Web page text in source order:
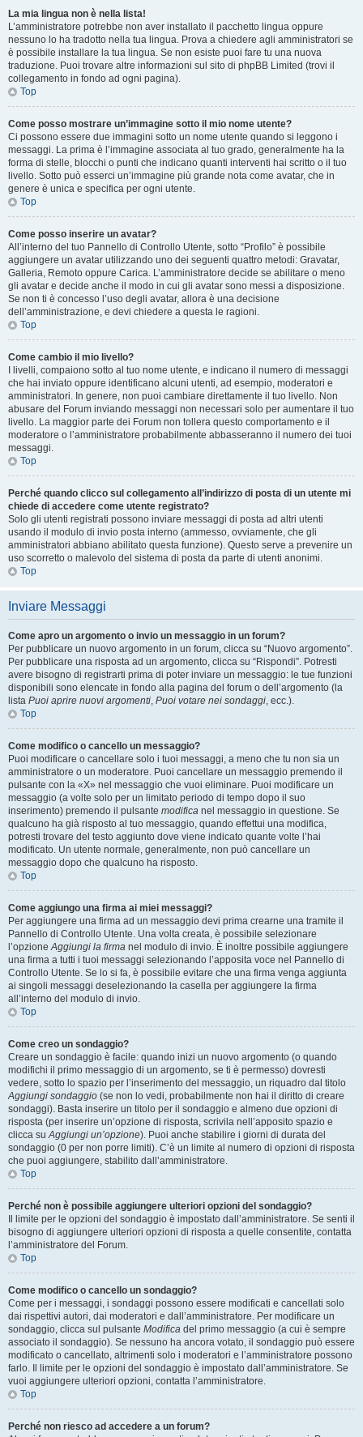
La mia lingua non è nella lista!
L’amministratore potrebbe non aver installato il pacchetto lingua oppure
nessuno lo ha tradotto nella tua lingua. Prova a chiedere agli amministratori se
è possibile installare la tua lingua. Se non esiste puoi fare tu una nuova
traduzione. Puoi trovare altre informazioni sul sito di phpBB Limited (trovi il
collegamento in fondo ad ogni pagina).
Top
Come posso mostrare un’immagine sotto il mio nome utente?
Ci possono essere due immagini sotto un nome utente quando si leggono i
messaggi. La prima è l’immagine associata al tuo grado, generalmente ha la
forma di stelle, blocchi o punti che indicano quanti interventi hai scritto o il tuo
livello. Sotto può esserci un’immagine più grande nota come avatar, che in
genere è unica e specifica per ogni utente.
Top
Come posso inserire un avatar?
All’interno del tuo Pannello di Controllo Utente, sotto “Profilo” è possibile
aggiungere un avatar utilizzando uno dei seguenti quattro metodi: Gravatar,
Galleria, Remoto oppure Carica. L’amministratore decide se abilitare o meno
gli avatar e decide anche il modo in cui gli avatar sono messi a disposizione.
Se non ti è concesso l’uso degli avatar, allora è una decisione
dell’amministrazione, e devi chiedere a questa le ragioni.
Top
Come cambio il mio livello?
I livelli, compaiono sotto al tuo nome utente, e indicano il numero di messaggi
che hai inviato oppure identificano alcuni utenti, ad esempio, moderatori e
amministratori. In genere, non puoi cambiare direttamente il tuo livello. Non
abusare del Forum inviando messaggi non necessari solo per aumentare il tuo
livello. La maggior parte dei Forum non tollera questo comportamento e il
moderatore o l’amministratore probabilmente abbasseranno il numero dei tuoi
messaggi.
Top
Perché quando clicco sul collegamento all’indirizzo di posta di un utente mi
chiede di accedere come utente registrato?
Solo gli utenti registrati possono inviare messaggi di posta ad altri utenti
usando il modulo di invio posta interno (ammesso, ovviamente, che gli
amministratori abbiano abilitato questa funzione). Questo serve a prevenire un
uso scorretto o malevolo del sistema di posta da parte di utenti anonimi.
Top
Inviare Messaggi
Come apro un argomento o invio un messaggio in un forum?
Per pubblicare un nuovo argomento in un forum, clicca su “Nuovo argomento”.
Per pubblicare una risposta ad un argomento, clicca su “Rispondi”. Potresti
avere bisogno di registrarti prima di poter inviare un messaggio: le tue funzioni
disponibili sono elencate in fondo alla pagina del forum o dell’argomento (la
lista Puoi aprire nuovi argomenti, Puoi votare nei sondaggi, ecc.).
Top
Come modifico o cancello un messaggio?
Puoi modificare o cancellare solo i tuoi messaggi, a meno che tu non sia un
amministratore o un moderatore. Puoi cancellare un messaggio premendo il
pulsante con la «X» nel messaggio che vuoi eliminare. Puoi modificare un
messaggio (a volte solo per un limitato periodo di tempo dopo il suo
inserimento) premendo il pulsante modifica nel messaggio in questione. Se
qualcuno ha già risposto al tuo messaggio, quando effettui una modifica,
potresti trovare del testo aggiunto dove viene indicato quante volte l’hai
modificato. Un utente normale, generalmente, non può cancellare un
messaggio dopo che qualcuno ha risposto.
Top
Come aggiungo una firma ai miei messaggi?
Per aggiungere una firma ad un messaggio devi prima crearne una tramite il
Pannello di Controllo Utente. Una volta creata, è possibile selezionare
l’opzioneAggiungi la firma nel modulo di invio. È inoltre possibile aggiungere
una firma a tutti i tuoi messaggi selezionando l’apposita voce nel Pannello di
Controllo Utente. Se lo si fa, è possibile evitare che una firma venga aggiunta
ai singoli messaggi deselezionando la casella per aggiungere la firma
all’interno del modulo di invio.
Top
Come creo un sondaggio?
Creare un sondaggio è facile: quando inizi un nuovo argomento (o quando
modifichi il primo messaggio di un argomento, se ti è permesso) dovresti
vedere, sotto lo spazio per l’inserimento del messaggio, un riquadro dal titolo
Aggiungi sondaggio (se non lo vedi, probabilmente non hai il diritto di creare
sondaggi). Basta inserire un titolo per il sondaggio e almeno due opzioni di
risposta (per inserire un’opzione di risposta, scrivila nell’apposito spazio e
clicca suAggiungi un’opzione). Puoi anche stabilire i giorni di durata del
sondaggio (0 per non porre limiti). C’è un limite al numero di opzioni di risposta
che puoi aggiungere, stabilito dall’amministratore.
Top
Perché non è possibile aggiungere ulteriori opzioni del sondaggio?
Il limite per le opzioni del sondaggio è impostato dall’amministratore. Se senti il
bisogno di aggiungere ulteriori opzioni di risposta a quelle consentite, contatta
l’amministratore del Forum.
Top
Come modifico o cancello un sondaggio?
Come per i messaggi, i sondaggi possono essere modificati e cancellati solo
dai rispettivi autori, dai moderatori e dall’amministratore. Per modificare un
sondaggio, clicca sul pulsante Modifica del primo messaggio (a cui è sempre
associato il sondaggio). Se nessuno ha ancora votato, il sondaggio può essere
modificato o cancellato, altrimenti solo i moderatori e l’amministratore possono
farlo. Il limite per le opzioni del sondaggio è impostato dall’amministratore. Se
vuoi aggiungere ulteriori opzioni, contatta l’amministratore.
Top
Perché non riesco ad accedere a un forum?